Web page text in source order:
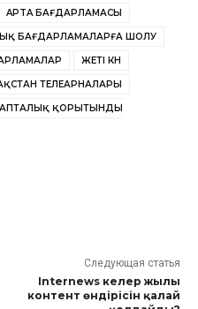
APTA БАҒДАРЛАМАСЫ
БАҒДАРЛАМАЛАРҒА ШОЛУ
ЖЕТІ КҮН
ТЕЛЕАРНАЛАРЫ
ҚОРЫТЫНДЫ
Следующая статья
Internews келер жылы
контент өндірісін қалай